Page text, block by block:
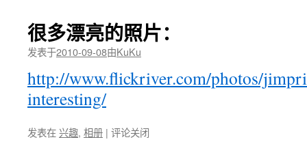
很多漂亮的照片：
发表于2010-09-08由KuKu
http://www.flickriver.com/photos/
interesting/
发表在兴趣, 相册 | 评论关闭